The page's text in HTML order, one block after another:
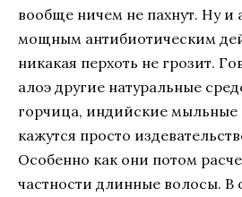
вообще ничем не пахнут. Ну и
мощным антибиотическим
никакая перхоть не грозит.
алоэ другие натуральные
горчица, индийские мыльные
кажутся просто
Особенно как они потом
частности длинные волосы.